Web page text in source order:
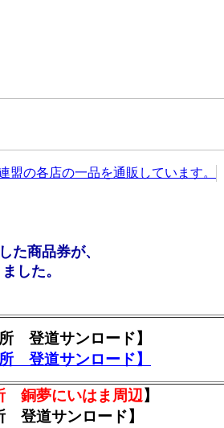
た商品券が、
した。
登道サンロード】
登道サンロード】
銅夢にいはま周辺】
登道サンロード】